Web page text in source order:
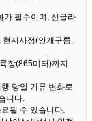
가 필수이며, 선글라
지사정(안개구름,
장(865미터)까지
당일 기류 변화로
니다.
될 수 있습니다.